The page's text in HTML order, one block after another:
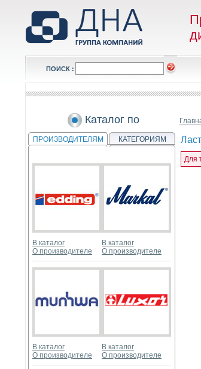
ПОИСК :
Каталог по
ПРОИЗВОДИТЕЛЯМ КАТЕГОРИЯМ
В каталог
О производителе
В каталог
О производителе
В каталог
О производителе
В каталог
О производителе
Для